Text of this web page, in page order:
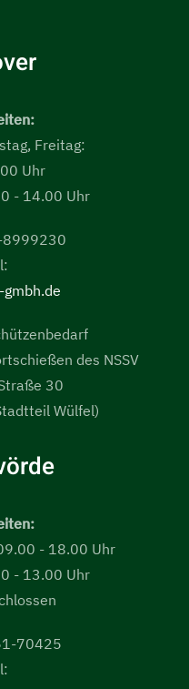
Freitag:
Uhr
- 14.00 Uhr
8999230
des NSSV
30
Wülfel)
- 18.00 Uhr
- 13.00 Uhr
70425